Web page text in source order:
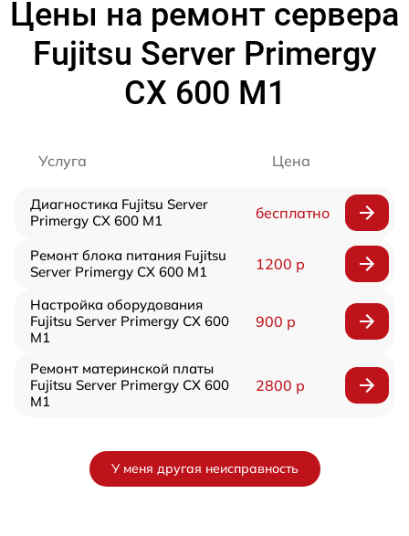
Цены на ремонт сервера
Fujitsu Server Primergy
CX 600 M1
Услуга Цена
Диагностика Fujitsu Server
Primergy CX 600 M1
бесплатно
Ремонт блока питания Fujitsu
Server Primergy CX 600 M1
1200 р
Настройка оборудования
Fujitsu Server Primergy CX 600
M1
900 р
Ремонт материнской платы
Fujitsu Server Primergy CX 600
M1
2800 р
У меня другая неисправность